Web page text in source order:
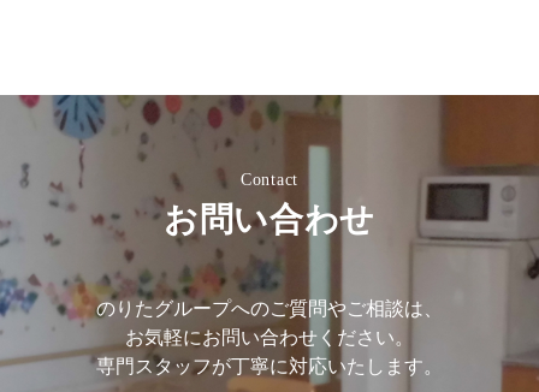
Contact
お問い合わせ
のりたグループへのご質問やご相談は、
お気軽にお問い合わせください。
専門スタッフが丁寧に対応いたします。